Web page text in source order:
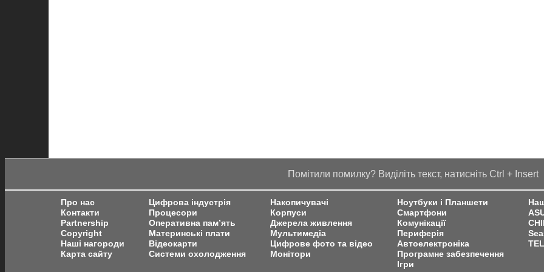
Помітили помилку? Виділіть текст, натисніть Ctrl + Insert
Про нас
Контакти
Partnership
Copyright
Наші нагороди
Карта сайту
Цифрова індустрія
Процесори
Оперативна пам’ять
Материнські плати
Відеокарти
Системи охолодження
Накопичувачі
Корпуси
Джерела живлення
Мультимедіа
Цифрове фото та відео
Монітори
Ноутбуки і Планшети
Смартфони
Комунікації
Периферія
Автоелектроніка
Програмне забезпечення
Ігри